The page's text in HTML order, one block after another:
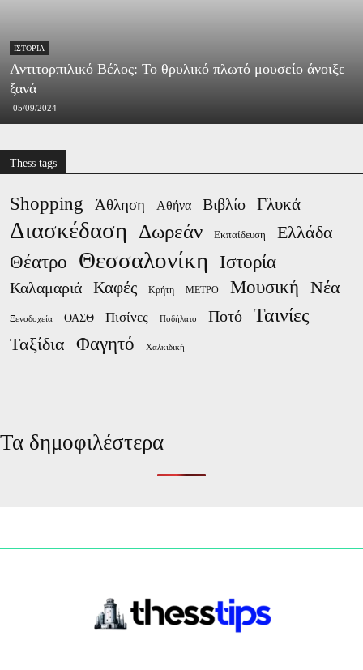
ΙΣΤΟΡΊΑ
Αντιτορπιλικό Βέλος: Το θρυλικό πλωτό μουσείο άνοιξε
ξανά
05/09/2024
Thess tags
Shopping Άθληση Αθήνα Βιβλίο Γλυκά
Διασκέδαση Δωρεάν Εκπαίδευση
Ελλάδα
Θέατρο
Θεσσαλονίκη Ιστορία
Καλαμαριά Καφές Κρήτη ΜΕΤΡΟ Μουσική Νέα
Ξενοδοχεία ΟΑΣΘ Πισίνες Ποδήλατο Ποτό Ταινίες
Ταξίδια Φαγητό Χαλκιδική
Τα δημοφιλέστερα